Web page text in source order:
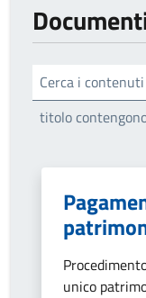
Cerca i
titolo
unico